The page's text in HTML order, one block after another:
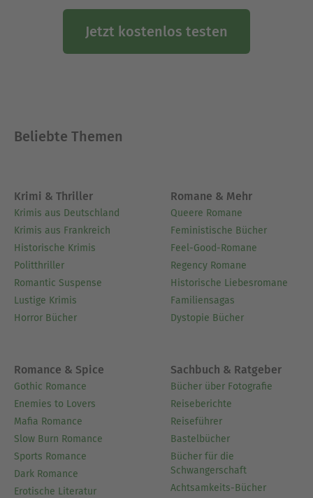
Jetzt kostenlos testen
Beliebte Themen
Krimi & Thriller
Krimis aus Deutschland
Krimis aus Frankreich
Historische Krimis
Politthriller
Romantic Suspense
Lustige Krimis
Horror Bücher
Romane & Mehr
Queere Romane
Feministische Bücher
Feel-Good-Romane
Regency Romane
Historische Liebesromane
Familiensagas
Dystopie Bücher
Romance & Spice
Gothic Romance
Enemies to Lovers
Mafia Romance
Slow Burn Romance
Sports Romance
Dark Romance
Erotische Literatur
Sachbuch & Ratgeber
Bücher über Fotografie
Reiseberichte
Reiseführer
Bastelbücher
Bücher für die
Schwangerschaft
Achtsamkeits-Bücher